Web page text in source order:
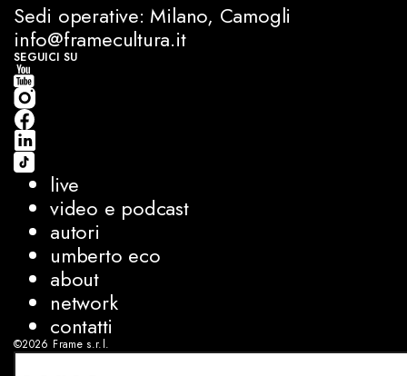
Sedi operative: Milano, Camogli
info@framecultura.it
SEGUICI SU
live
video e podcast
autori
umberto eco
about
network
contatti
©2026 Frame s.r.l.
P.IVA 08927250962